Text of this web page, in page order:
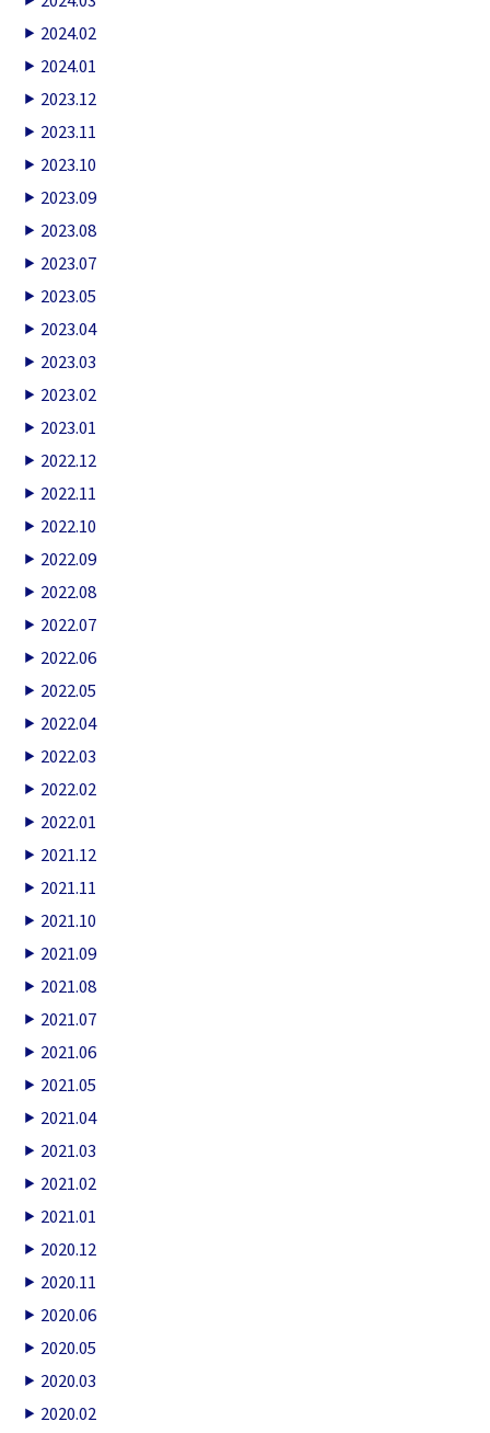
2024.02
2024.01
2023.12
2023.11
2023.10
2023.09
2023.08
2023.07
2023.05
2023.04
2023.03
2023.02
2023.01
2022.12
2022.11
2022.10
2022.09
2022.08
2022.07
2022.06
2022.05
2022.04
2022.03
2022.02
2022.01
2021.12
2021.11
2021.10
2021.09
2021.08
2021.07
2021.06
2021.05
2021.04
2021.03
2021.02
2021.01
2020.12
2020.11
2020.06
2020.05
2020.03
2020.02